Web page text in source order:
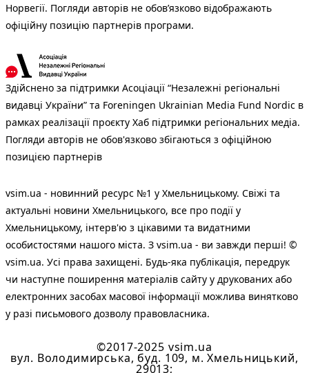
Норвегії. Погляди авторів не обов’язково відображають
офіційну позицію партнерів програми.
Здійснено за підтримки Асоціації “Незалежні регіональні
видавці України” та Foreningen Ukrainian Media Fund Nordic в
рамках реалізації проєкту Хаб підтримки регіональних медіа.
Погляди авторів не обов'язково збігаються з офіційною
позицією партнерів
vsim.ua - новинний ресурс №1 у Хмельницькому. Свіжі та
актуальні новини Хмельницького, все про події у
Хмельницькому, інтерв'ю з цікавими та видатними
особистостями нашого міста. З vsim.ua - ви завжди перші! ©
vsim.ua. Усі права захищені. Будь-яка публiкацiя, передрук
чи наступне поширення матеріалів сайту у друкованих або
електронних засобах масової інформації можлива винятково
у разі письмового дозволу правовласника.
©2017-2025 vsim.ua
вул. Володимирська, буд. 109, м. Хмельницький,
29013;